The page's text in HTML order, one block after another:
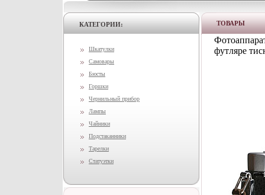
КАТЕГОРИИ:
Шкатулки
Самовары
Бюсты
Горшки
Чернильный прибор
Лампы
Чайники
Подстаканники
Тарелки
Статуэтки
ТОВАРЫ
футляре